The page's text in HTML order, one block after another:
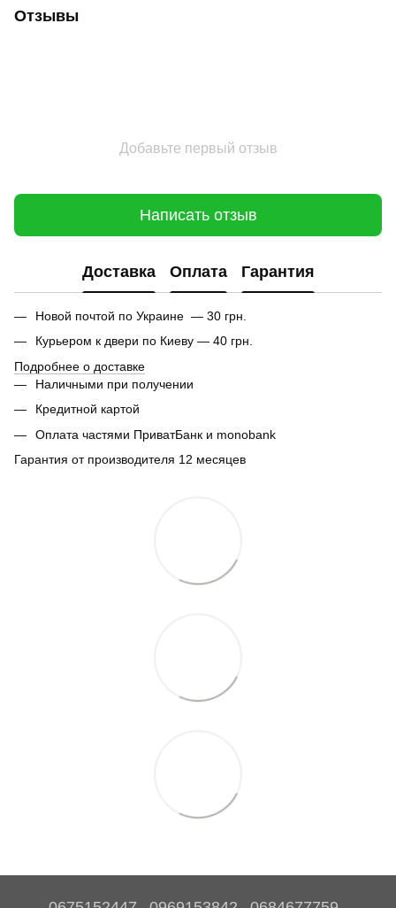
Отзывы
Добавьте первый отзыв
Написать отзыв
Доставка Оплата Гарантия
Новой почтой по Украине — 30 грн.
Курьером к двери по Киеву — 40 грн.
Подробнее о доставке
Наличными при получении
Кредитной картой
Оплата частями ПриватБанк и monobank
Гарантия от производителя 12 месяцев